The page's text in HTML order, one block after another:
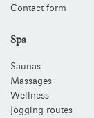
Contact form
Spa
Saunas
Massages
Wellness
Jogging routes